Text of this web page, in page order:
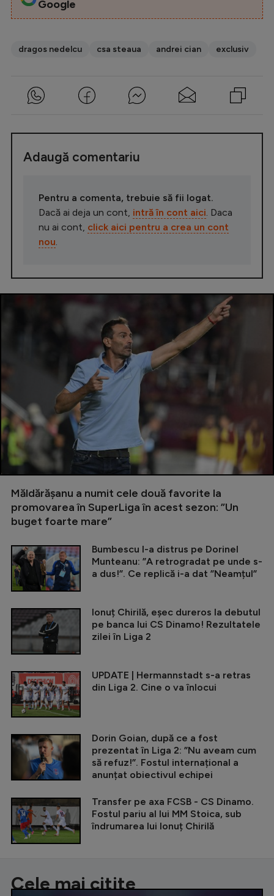
Google
dragos nedelcu csa steaua andrei cian exclusiv
Adaugă comentariu
Pentru a comenta, trebuie să fii logat.
Dacă ai deja un cont, intră în cont aici . Daca
nu ai cont, click aici pentru a crea un cont
nou
Măldărășanu a numit cele două favorite la
promovarea în SuperLiga în acest sezon: ”Un
buget foarte mare”
Bumbescu l-a distrus pe Dorinel
Munteanu: ”A retrogradat pe unde s-
a dus!”. Ce replică i-a dat ”Neamțul”
Ionuț Chirilă, eșec dureros la debutul
pe banca lui CS Dinamo! Rezultatele
zilei în Liga 2
UPDATE | Hermannstadt s-a retras
din Liga 2. Cine o va înlocui
Dorin Goian, după ce a fost
prezentat în Liga 2: ”Nu aveam cum
să refuz!”. Fostul internațional a
anunțat obiectivul echipei
Transfer pe axa FCSB - CS Dinamo.
Fostul pariu al lui MM Stoica, sub
îndrumarea lui Ionuț Chirilă
Cele mai citite